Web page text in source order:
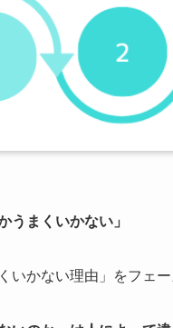
うまくいかない」
いかない理由」をフェ